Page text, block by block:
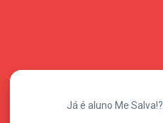
Já é aluno Me Salva!?